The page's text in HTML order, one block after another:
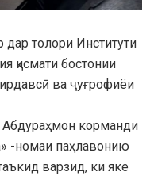
толори Институти
қисмати бостонии
ва ҷуғрофиёи
корманди
-номаи паҳлавонию
варзид, ки яке